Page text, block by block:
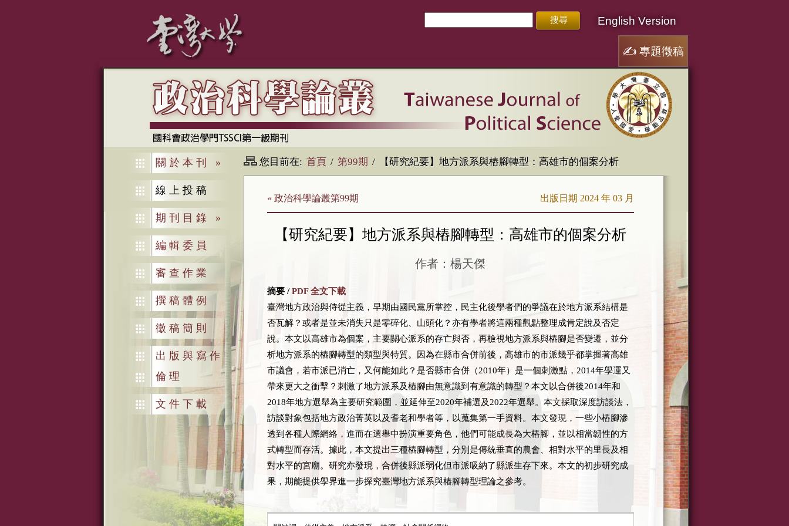
English Version
✍專題徵稿
關於本刊 »
線上投稿
期刊目錄 »
編輯委員
審查作業
撰稿體例
徵稿簡則
出版與寫作
倫理
文件下載
您目前在: 首頁 / 第99期 / 【研究紀要】地方派系與樁腳轉型：高雄市的個案分析
« 政治科學論叢第99期 出版日期 2024 年 03 月
【研究紀要】地方派系與樁腳轉型：高雄市的個案分析
作者：楊天傑
摘要 /PDF 全文下載
臺灣地方政治與侍從主義，早期由國民黨所掌控，民主化後學者們的爭議在於地方派系結構是
否瓦解？或者是並未消失只是零碎化、山頭化？亦有學者將這兩種觀點整理成肯定說及否定
說。本文以高雄市為個案，主要關心派系的存亡與否，再檢視地方派系與樁腳是否變遷，並分
析地方派系的樁腳轉型的類型與特質。因為在縣市合併前後，高雄市的市派幾乎都掌握著高雄
市議會，若市派已消亡，又何能如此？是否縣市合併（2010年）是一個刺激點， 2014年學運又
帶來更大之衝擊？刺激了地方派系及樁腳由無意識到有意識的轉型？本文以合併後2014年和
2018年地方選舉為主要研究範圍，並延伸至2020年補選及 2022年選舉。本文採取深度訪談法，
訪談對象包括地方政治菁英以及耆老和學者等，以蒐集第一手資料。本文發現，一些小樁腳滲
透到各種人際網絡，進而在選舉中扮演重要角色，他們可能成長為大樁腳，並以相當韌性的方
式轉型而存活。據此，本文提出三種樁腳轉型，分別是傳統垂直的農會、相對水平的里長及相
對水平的宮廟。研究亦發現，合併後縣派弱化但市派吸納了縣派生存下來。本文的初步研究成
果，期能提供學界進一步探究臺灣地方派系與樁腳轉型理論之參考。